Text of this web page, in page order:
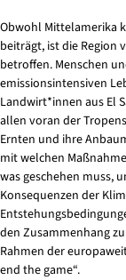
Obwohl Mittelamerika
beiträgt, ist die Region
betroffen. Menschen
emissionsintensiven
Landwirt*innen aus El
allen voran der
Ernten und ihre
mit welchen
was geschehen muss,
Konsequenzen der
den Zusammenhang
Rahmen der
end the game“.